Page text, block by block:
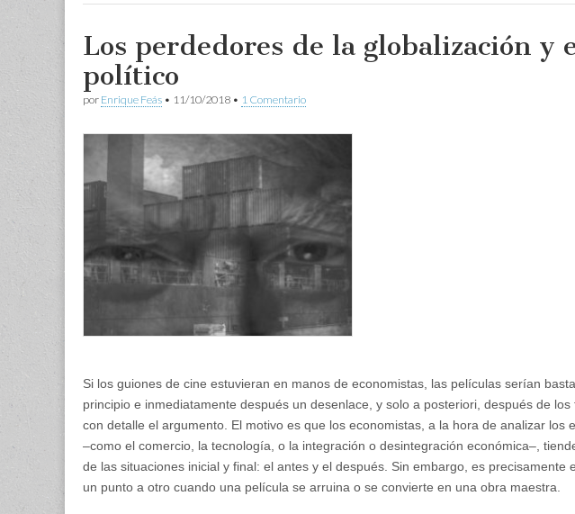
Los perdedores de la globalización y
político
por Enrique Feás • 11/10/2018 • 1 Comentario
Si los guiones de cine estuvieran en manos de economistas, las películas serían
principio e inmediatamente después un desenlace, y solo a posteriori, después de
con detalle el argumento. El motivo es que los economistas, a la hora de analizar los
–como el comercio, la tecnología, o la integración o desintegración económica–,
de las situaciones inicial y final: el antes y el después. Sin embargo, es precisamente
un punto a otro cuando una película se arruina o se convierte en una obra maestra.